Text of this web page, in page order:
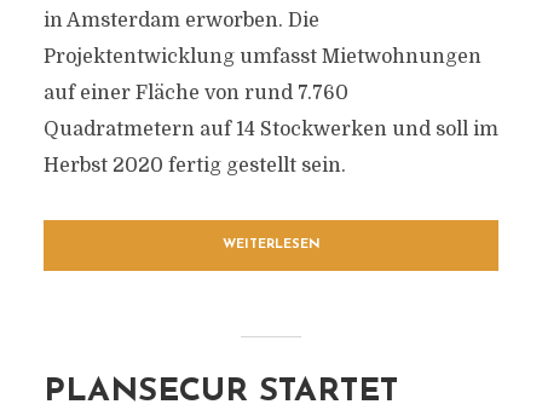
in Amsterdam erworben. Die
Projektentwicklung umfasst Mietwohnungen
auf einer Fläche von rund 7.760
Quadratmetern auf 14 Stockwerken und soll im
Herbst 2020 fertig gestellt sein.
WEITERLESEN
PLANSECUR STARTET